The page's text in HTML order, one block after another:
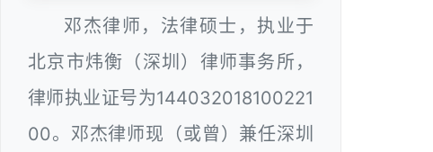
邓杰律师，法律硕士，执业于
北京市炜衡（深圳）律师事务所，
律师执业证号为144032018100221
00。邓杰律师现（或曾）兼任深圳